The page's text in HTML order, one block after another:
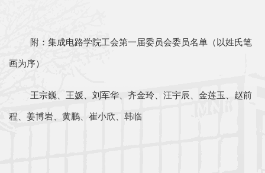
附：集成电路学院工会第一届委员会委员名单（以姓氏笔
画为序）
王宗巍、王媛、刘军华、齐金玲、汪宇辰、金莲玉、赵前
程、姜博岩、黄鹏、崔小欣、韩临